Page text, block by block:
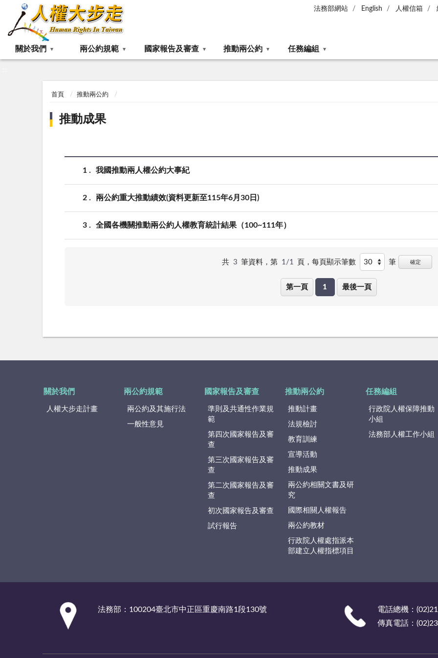
法務部網站 English 人權信箱
關於我們 兩公約規範 國家報告及審查 推動兩公約 任務編組
首頁 推動兩公約
推動成果
1 我國推動兩人權公約大事紀
2 兩公約重大推動績效(資料更新至115年6月30日)
3 全國各機關推動兩公約人權教育統計結果（100~111年）
共 3 筆資料，第 1/1 頁，每頁顯示筆數 筆 確定
第一頁 1 最後一頁
關於我們
人權大步走計畫
兩公約規範
兩公約及其施行法
一般性意見
國家報告及審查
準則及共通性作業規
範
第四次國家報告及審
查
第三次國家報告及審
查
第二次國家報告及審
查
初次國家報告及審查
試行報告
推動兩公約
推動計畫
法規檢討
教育訓練
宣導活動
推動成果
兩公約相關文書及研
究
國際相關人權報告
兩公約教材
行政院人權處指派本
部建立人權指標項目
任務編組
行政院人權保障推動
小組
法務部人權工作小組
法務部：100204臺北市中正區重慶南路1段130號
電話總機：
傳真電話：